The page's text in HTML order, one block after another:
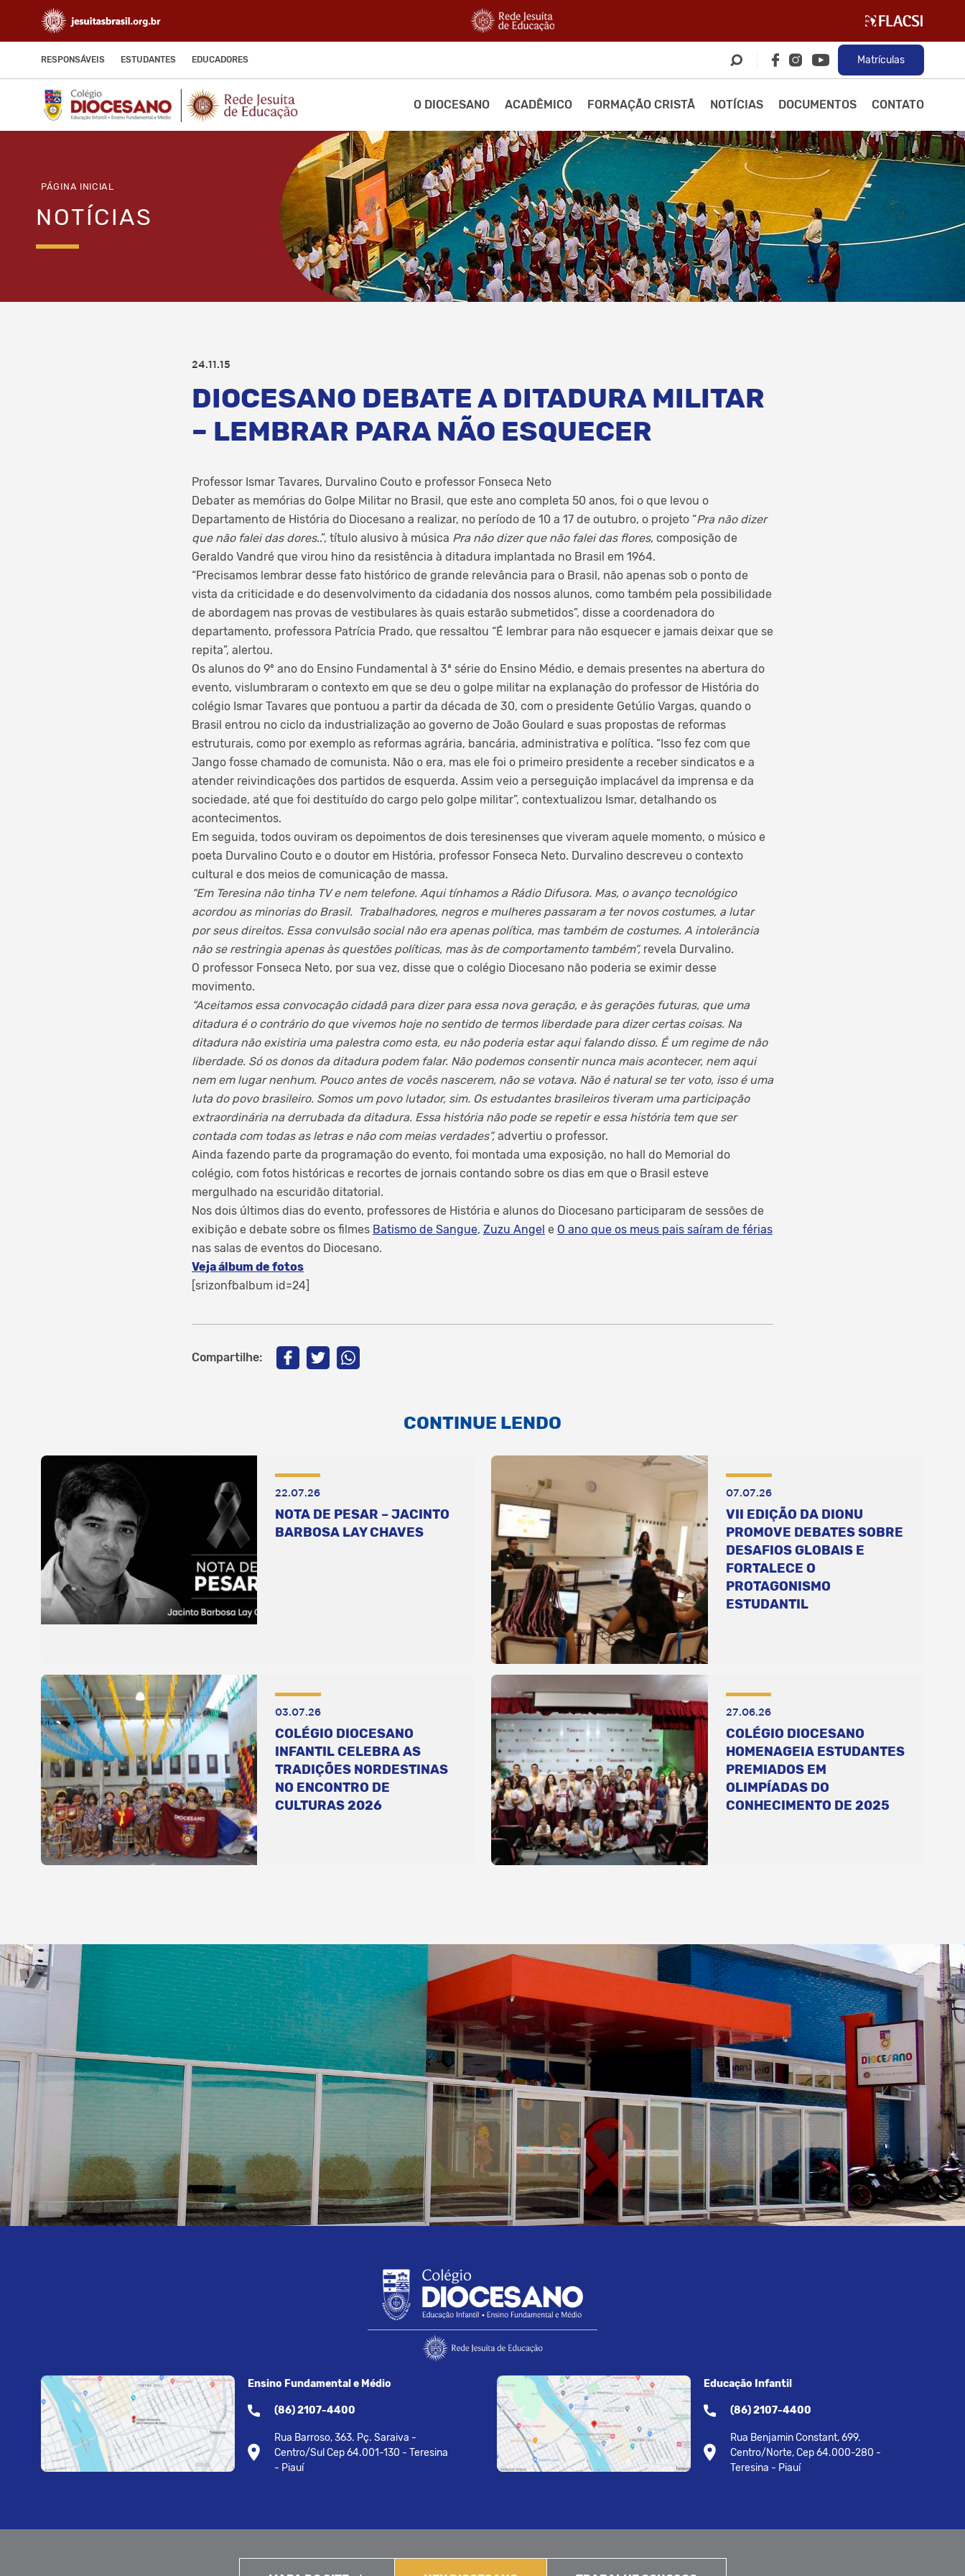
RESPONSÁVEIS ESTUDANTES EDUCADORES Matrículas
O DIOCESANO ACADÊMICO FORMAÇÃO CRISTÃ NOTÍCIAS DOCUMENTOS CONTATO
PÁGINA INICIAL
NOTÍCIAS
24.11.15
DIOCESANO DEBATE A DITADURA MILITAR
– LEMBRAR PARA NÃO ESQUECER
Professor Ismar Tavares, Durvalino Couto e professor Fonseca Neto
Debater as memórias do Golpe Militar no Brasil, que este ano completa 50 anos, foi o que levou o
Departamento de História do Diocesano a realizar, no período de 10 a 17 de outubro, o projeto “Pra não dizer
que não falei das dores..”, título alusivo à música Pra não dizer que não falei das flores, composição de
Geraldo Vandré que virou hino da resistência à ditadura implantada no Brasil em 1964.
“Precisamos lembrar desse fato histórico de grande relevância para o Brasil, não apenas sob o ponto de
vista da criticidade e do desenvolvimento da cidadania dos nossos alunos, como também pela possibilidade
de abordagem nas provas de vestibulares às quais estarão submetidos”, disse a coordenadora do
departamento, professora Patrícia Prado, que ressaltou “É lembrar para não esquecer e jamais deixar que se
repita”, alertou.
Os alunos do 9º ano do Ensino Fundamental à 3ª série do Ensino Médio, e demais presentes na abertura do
evento, vislumbraram o contexto em que se deu o golpe militar na explanação do professor de História do
colégio Ismar Tavares que pontuou a partir da década de 30, com o presidente Getúlio Vargas, quando o
Brasil entrou no ciclo da industrialização ao governo de João Goulard e suas propostas de reformas
estruturais, como por exemplo as reformas agrária, bancária, administrativa e política. “Isso fez com que
Jango fosse chamado de comunista. Não o era, mas ele foi o primeiro presidente a receber sindicatos e a
atender reivindicações dos partidos de esquerda. Assim veio a perseguição implacável da imprensa e da
sociedade, até que foi destituído do cargo pelo golpe militar”, contextualizou Ismar, detalhando os
acontecimentos.
Em seguida, todos ouviram os depoimentos de dois teresinenses que viveram aquele momento, o músico e
poeta Durvalino Couto e o doutor em História, professor Fonseca Neto. Durvalino descreveu o contexto
cultural e dos meios de comunicação de massa.
“Em Teresina não tinha TV e nem telefone. Aqui tínhamos a Rádio Difusora. Mas, o avanço tecnológico
acordou as minorias do Brasil. Trabalhadores, negros e mulheres passaram a ter novos costumes, a lutar
por seus direitos. Essa convulsão social não era apenas política, mas também de costumes. A intolerância
não se restringia apenas às questões políticas, mas às de comportamento também”, revela Durvalino.
O professor Fonseca Neto, por sua vez, disse que o colégio Diocesano não poderia se eximir desse
movimento.
“Aceitamos essa convocação cidadã para dizer para essa nova geração, e às gerações futuras, que uma
ditadura é o contrário do que vivemos hoje no sentido de termos liberdade para dizer certas coisas. Na
ditadura não existiria uma palestra como esta, eu não poderia estar aqui falando disso. É um regime de não
liberdade. Só os donos da ditadura podem falar. Não podemos consentir nunca mais acontecer, nem aqui
nem em lugar nenhum. Pouco antes de vocês nascerem, não se votava. Não é natural se ter voto, isso é uma
luta do povo brasileiro. Somos um povo lutador, sim. Os estudantes brasileiros tiveram uma participação
extraordinária na derrubada da ditadura. Essa história não pode se repetir e essa história tem que ser
contada com todas as letras e não com meias verdades”, advertiu o professor.
Ainda fazendo parte da programação do evento, foi montada uma exposição, no hall do Memorial do
colégio, com fotos históricas e recortes de jornais contando sobre os dias em que o Brasil esteve
mergulhado na escuridão ditatorial.
Nos dois últimos dias do evento, professores de História e alunos do Diocesano participaram de sessões de
exibição e debate sobre os filmes Batismo de Sangue, Zuzu Angel e O ano que os meus pais saíram de férias
nas salas de eventos do Diocesano.
Veja álbum de fotos
[srizonfbalbum id=24]
Compartilhe:
CONTINUE LENDO
22.07.26
NOTA DE PESAR – JACINTO
BARBOSA LAY CHAVES
07.07.26
VII EDIÇÃO DA DIONU
PROMOVE DEBATES SOBRE
DESAFIOS GLOBAIS E
FORTALECE O
PROTAGONISMO
ESTUDANTIL
03.07.26
COLÉGIO DIOCESANO
INFANTIL CELEBRA AS
TRADIÇÕES NORDESTINAS
NO ENCONTRO DE
CULTURAS 2026
27.06.26
COLÉGIO DIOCESANO
HOMENAGEIA ESTUDANTES
PREMIADOS EM
OLIMPÍADAS DO
CONHECIMENTO DE 2025
Ensino Fundamental e Médio
(86) 2107-4400
Rua Barroso, 363. Pç. Saraiva -
Centro/Sul Cep 64.001-130 - Teresina
- Piauí
Educação Infantil
(86) 2107-4400
Rua Benjamin Constant, 699.
Centro/Norte, Cep 64.000-280 -
Teresina - Piauí